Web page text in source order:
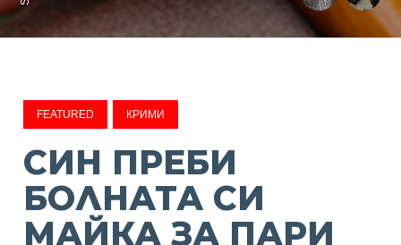
FEATURED КРИМИ
СИН ПРЕБИ
БОЛНАТА СИ
МАЙКА ЗА ПАРИ